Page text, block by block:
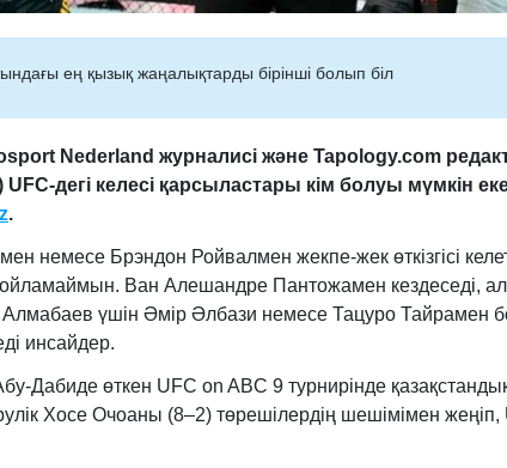
ең қызық жаңалықтарды бірінші болып біл
Nederland журналисі және Tapology.com
дегі келесі қарсыластары кім болуы мүмкін
.
Брэндон Ройвалмен жекпе-жек өткізгісі
Ван Алешандре Пантожамен кездеседі, ал
Алмабаев үшін Әмір Әлбази немесе Тацуро Тайрамен
инсайдер.
Дабиде өткен UFC on ABC 9 турнирінде
Хосе Очоаны (8–2) төрешілердің шешімімен жеңіп,